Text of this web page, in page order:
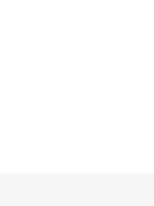
连通性测试，能把上线风险降